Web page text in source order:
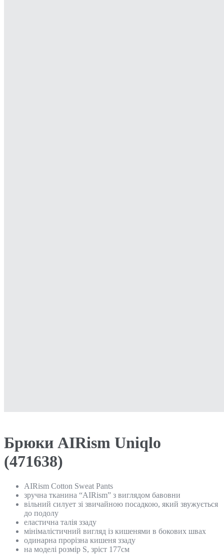
Брюки AIRism Uniqlo
(471638)
AIRism Cotton Sweat Pants
зручна тканина “AIRism” з виглядом бавовни
вільний силует зі звичайною посадкою, який звужується
до подолу
еластична талія ззаду
мінімалістичний вигляд із кишенями в бокових швах
одинарна прорізна кишеня ззаду
на моделі розмір S, зріст 177см